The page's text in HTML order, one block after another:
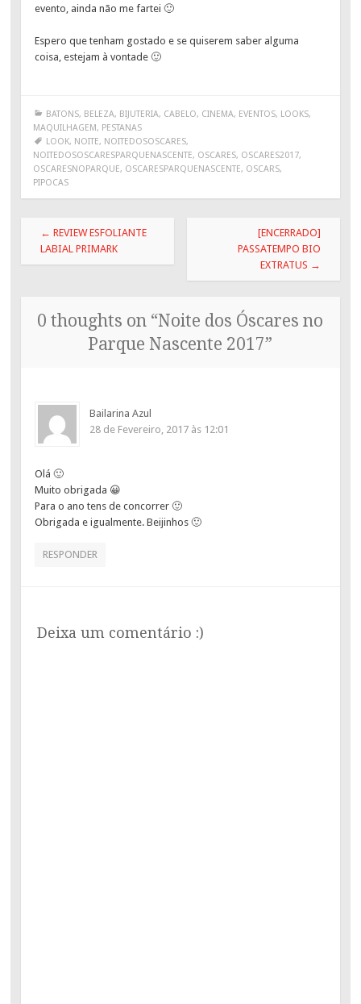
evento, ainda não me fartei 🙂
Espero que tenham gostado e se quiserem saber alguma
coisa, estejam à vontade 🙂
BATONS, BELEZA, BIJUTERIA, CABELO, CINEMA, EVENTOS, LOOKS,
MAQUILHAGEM, PESTANAS
LOOK, NOITE, NOITEDOSOSCARES,
NOITEDOSOSCARESPARQUENASCENTE, OSCARES, OSCARES2017,
OSCARESNOPARQUE, OSCARESPARQUENASCENTE, OSCARS,
PIPOCAS
Post
navigation
← REVIEW ESFOLIANTE
LABIAL PRIMARK
[ENCERRADO]
PASSATEMPO BIO
EXTRATUS →
0 thoughts on “Noite dos Óscares no
Parque Nascente 2017”
Bailarina Azul
28 de Fevereiro, 2017 às 12:01
Olá 🙂
Muito obrigada 😀
Para o ano tens de concorrer 🙂
Obrigada e igualmente. Beijinhos 🙂
RESPONDER
Deixa um comentário :)